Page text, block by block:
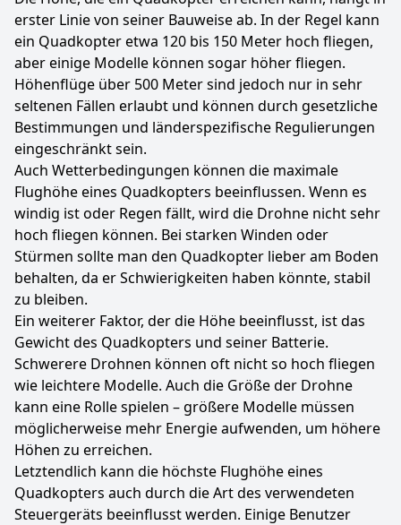
erster Linie von seiner Bauweise ab. In der Regel kann
ein Quadkopter etwa 120 bis 150 Meter hoch fliegen,
aber einige Modelle können sogar höher fliegen.
Höhenflüge über 500 Meter sind jedoch nur in sehr
seltenen Fällen erlaubt und können durch gesetzliche
Bestimmungen und länderspezifische Regulierungen
eingeschränkt sein.
Auch Wetterbedingungen können die maximale
Flughöhe eines Quadkopters beeinflussen. Wenn es
windig ist oder Regen fällt, wird die Drohne nicht sehr
hoch fliegen können. Bei starken Winden oder
Stürmen sollte man den Quadkopter lieber am Boden
behalten, da er Schwierigkeiten haben könnte, stabil
zu bleiben.
Ein weiterer Faktor, der die Höhe beeinflusst, ist das
Gewicht des Quadkopters und seiner Batterie.
Schwerere Drohnen können oft nicht so hoch fliegen
wie leichtere Modelle. Auch die Größe der Drohne
kann eine Rolle spielen – größere Modelle müssen
möglicherweise mehr Energie aufwenden, um höhere
Höhen zu erreichen.
Letztendlich kann die höchste Flughöhe eines
Quadkopters auch durch die Art des verwendeten
Steuergeräts beeinflusst werden. Einige Benutzer